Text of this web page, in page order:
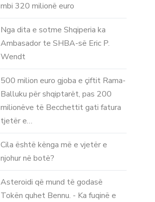
mbi 320 milionë euro
Nga dita e sotme Shqiperia ka
Ambasador te SHBA-së Eric P.
Wendt
500 milion euro gjoba e çiftit Rama-
Balluku për shqiptarët, pas 200
milionëve të Becchettit gati fatura
tjetër e…
Cila është kënga më e vjetër e
njohur në botë?
Asteroidi që mund të godasë
Tokën quhet Bennu. - Ka fuqinë e